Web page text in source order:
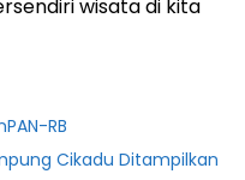
wisata di kita
RB
Cikadu Ditampilkan